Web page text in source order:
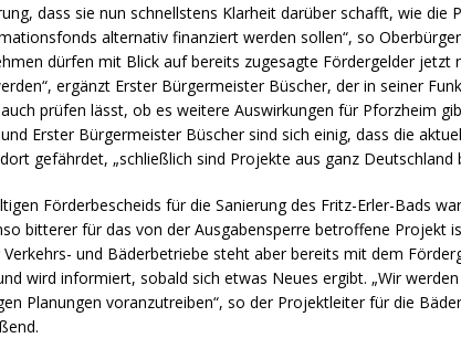
dass sie nun schnellstens Klarheit darüber schafft, wie die
alternativ finanziert werden sollen“, so
dürfen mit Blick auf bereits zugesagte Fördergelder jetzt
ergänzt Erster Bürgermeister Büscher, der in seiner
prüfen lässt, ob es weitere Auswirkungen für Pforzheim
Erster Bürgermeister Büscher sind sich einig, dass die
gefährdet, „schließlich sind Projekte aus ganz Deutschland
Förderbescheids für die Sanierung des Fritz-Erler-Bads
bitterer für das von der Ausgabensperre betroffene Projekt
und Bäderbetriebe steht aber bereits mit dem
wird informiert, sobald sich etwas Neues ergibt. „Wir
Planungen voranzutreiben“, so der Projektleiter für die